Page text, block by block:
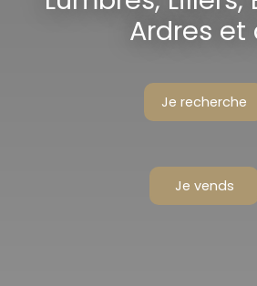
Ardres et
Je recherche
Je vends